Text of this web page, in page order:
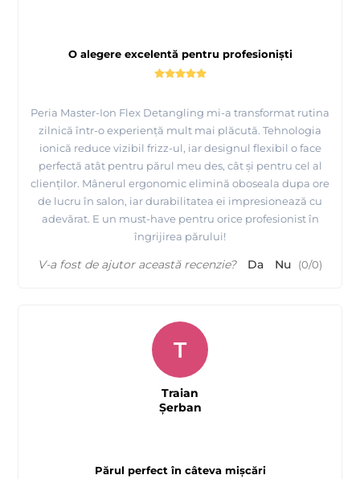
O alegere excelentă pentru profesioniști
Peria Master-Ion Flex Detangling mi-a transformat rutina
zilnică într-o experiență mult mai plăcută. Tehnologia
ionică reduce vizibil frizz-ul, iar designul flexibil o face
perfectă atât pentru părul meu des, cât și pentru cel al
clienților. Mânerul ergonomic elimină oboseala dupa ore
de lucru în salon, iar durabilitatea ei impresionează cu
adevărat. E un must-have pentru orice profesionist în
îngrijirea părului!
V-a fost de ajutor această recenzie? Da Nu (0/0)
Părul perfect în câteva mișcări
T
Traian
Şerban